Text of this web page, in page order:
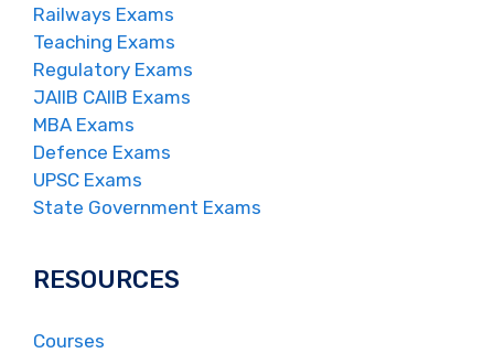
Railways Exams
Teaching Exams
Regulatory Exams
JAIIB CAIIB Exams
MBA Exams
Defence Exams
UPSC Exams
State Government Exams
RESOURCES
Courses